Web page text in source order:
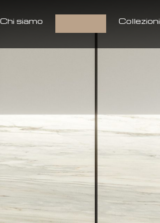
Chi siamo Collezioni